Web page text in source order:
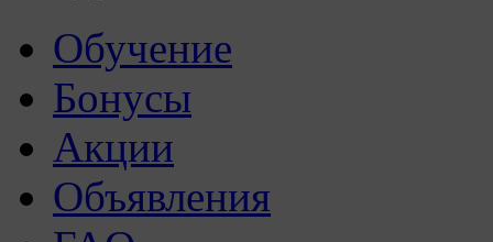
Обучение
Бонусы
Акции
Объявления